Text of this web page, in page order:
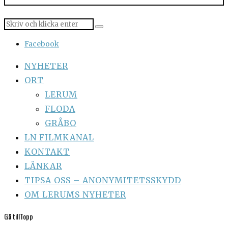
Facebook
NYHETER
ORT
LERUM
FLODA
GRÅBO
LN FILMKANAL
KONTAKT
LÄNKAR
TIPSA OSS – ANONYMITETSSKYDD
OM LERUMS NYHETER
Gå tillTopp